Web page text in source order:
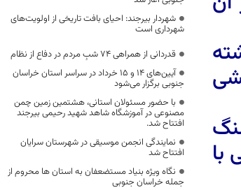
با
شهردار بیرجند: احیای بافت تاریخی از اولویت‌های
شهرداری است
قدردانی از همراهی 74 شبِ مردم در دفاع از نظام
آیین‌های ۱۴ و ۱۵ خرداد در سراسر استان خراسان
جنوبی برگزار می‌شود
با حضور مسئولان استانی، هشتمین زمین چمن
مصنوعی در آموزشگاه شاهد شهید رحیمی بیرجند
افتتاح شد.
نمایندگی انجمن موسیقی در شهرستان سرایان
افتتاح شد
نگاه ویژه بنیاد مستضعفان به استان ها محروم از
جمله خراسان جنوبی